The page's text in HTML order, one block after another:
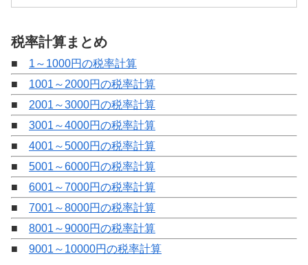
税率計算まとめ
■ 1～1000円の税率計算
■ 1001～2000円の税率計算
■ 2001～3000円の税率計算
■ 3001～4000円の税率計算
■ 4001～5000円の税率計算
■ 5001～6000円の税率計算
■ 6001～7000円の税率計算
■ 7001～8000円の税率計算
■ 8001～9000円の税率計算
■ 9001～10000円の税率計算